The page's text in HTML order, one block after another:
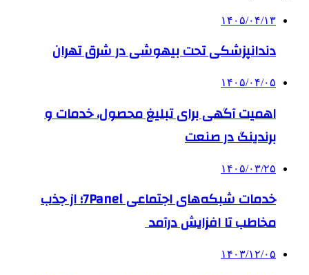
۱۴۰۵/۰۴/۱۳
دندانپزشکی تحت بیهوشی در شرق تهران
۱۴۰۵/۰۴/۰۵
اهمیت آگهی برای تبلیغ محصول، خدمات و
برندینگ در صنعت
۱۴۰۵/۰۳/۲۵
خدمات شبکه‌های اجتماعی 7Panel؛ از جذب
مخاطب تا افزایش درآمد
۱۴۰۳/۱۲/۰۵